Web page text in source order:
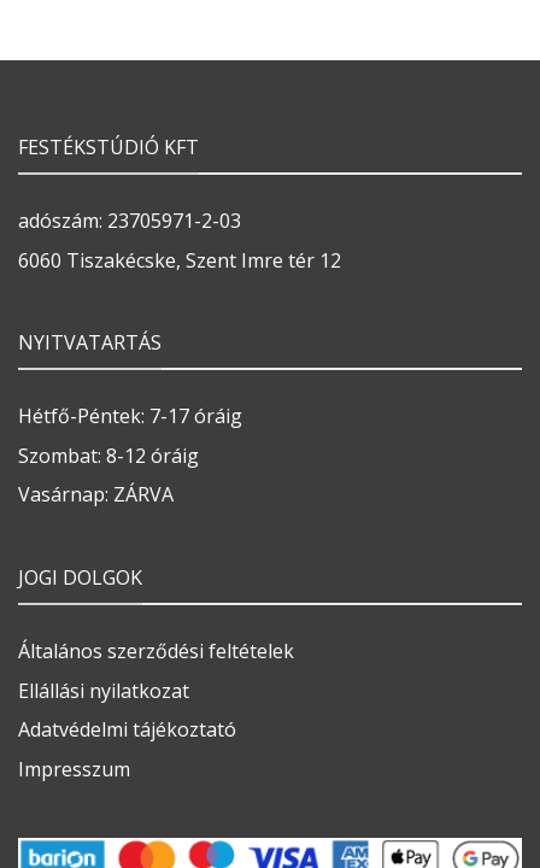
FESTÉKSTÚDIÓ KFT
adószám: 23705971-2-03
6060 Tiszakécske, Szent Imre tér 12
NYITVATARTÁS
Hétfő-Péntek: 7-17 óráig
Szombat: 8-12 óráig
Vasárnap: ZÁRVA
JOGI DOLGOK
Általános szerződési feltételek
Ellállási nyilatkozat
Adatvédelmi tájékoztató
Impresszum